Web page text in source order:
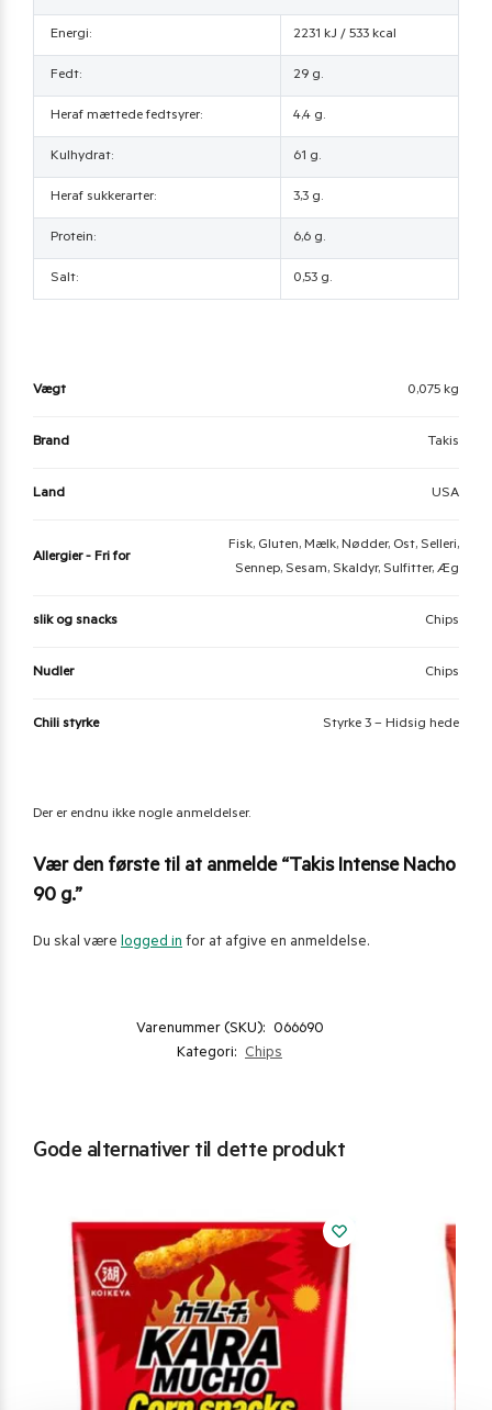
Energi: 2231 kJ / 533 kcal
Fedt: 29 g.
Heraf mættede fedtsyrer: 4,4 g.
Kulhydrat: 61 g.
Heraf sukkerarter: 3,3 g.
Protein: 6,6 g.
Salt: 0,53 g.
Vægt 0,075 kg
Brand Takis
Land USA
Allergier - Fri for
Fisk, Gluten, Mælk, Nødder, Ost, Selleri,
Sennep, Sesam, Skaldyr, Sulfitter, Æg
slik og snacks Chips
Nudler Chips
Chili styrke Styrke 3 – Hidsig hede
Der er endnu ikke nogle anmeldelser.
Vær den første til at anmelde “Takis Intense Nacho
90 g.”
Du skal være logged in for at afgive en anmeldelse.
Varenummer (SKU): 066690
Kategori: Chips
Gode alternativer til dette produkt